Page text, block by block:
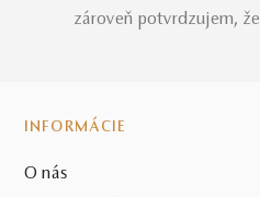
zároveň potvrdzujem,
INFORMÁCIE
O nás